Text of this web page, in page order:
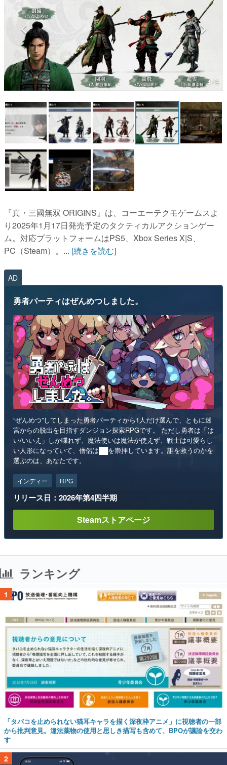
ゲームが変えた日本語
「経験値」「裏技」「ラスボス」… ゲームにまつわる言葉
の起源や用法の変遷を、コンピューター文化史研究家・タ
イニーP氏が徹底調査。
カテゴリ
特集記事
マンガ
女性向け
アプリレビュー
その他
電ファミニコゲーマーとは？
運営：株式会社マレ
4 / 8
『真・三國無双 ORIGINS』は、コーエーテクモゲームスよ
り2025年1月17日発売予定のタクティカルアクションゲー
ム。対応プラットフォームはPS5、Xbox Series X|S、
PC（Steam）。... [続きを読む]
AD
勇者パーティはぜんめつしました。
“ぜんめつ”してしまった勇者パーティから1人だけ選んで、ともに迷
宮からの脱出を目指すダンジョン探索RPGです。 ただし勇者は「は
い/いいえ」しか喋れず、魔法使いは魔法が使えず、戦士は可愛らし
い人形になっていて、僧侶は██を崇拝しています。誰を救うのかを
選ぶのは、あなたです。
インディー RPG
リリース日：2026年第4四半期
Steamストアページ
ランキング
1
「タバコを止められない猫耳キャラを描く深夜枠アニメ」に視聴者の一部
から批判意見。違法薬物の使用と思しき描写も含めて、BPOが議論を交わ
す
2